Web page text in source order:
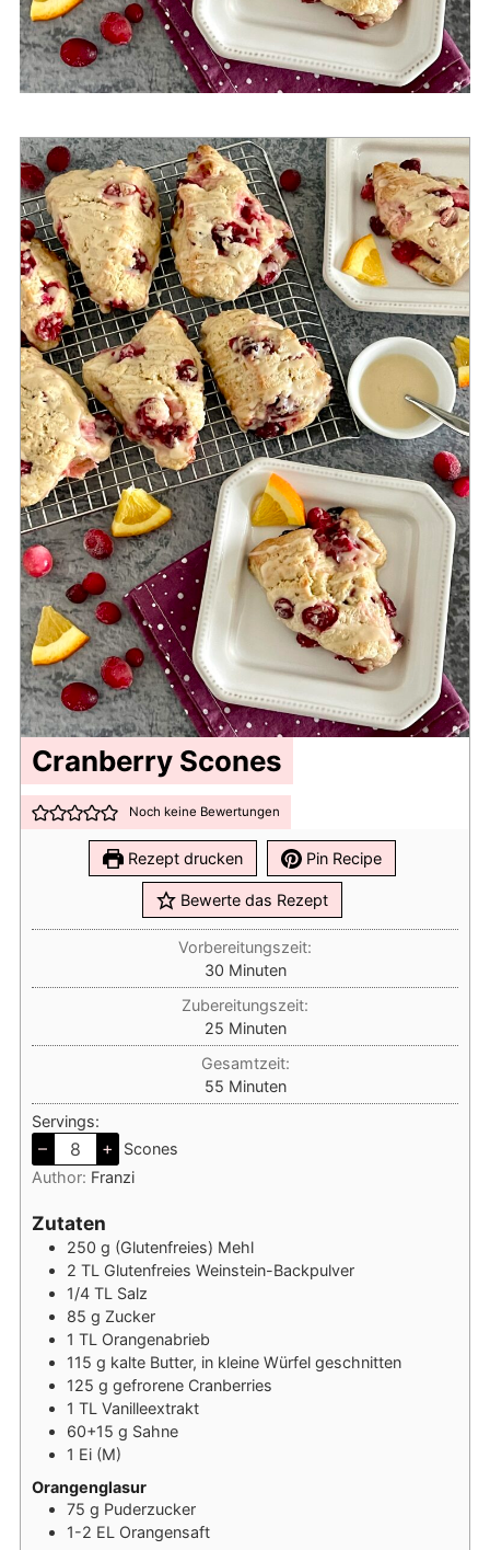
Cranberry Scones
Noch keine Bewertungen
Rezept drucken Pin Recipe
Bewerte das Rezept
Vorbereitungszeit:
30Minuten
Minuten
Zubereitungszeit:
25Minuten
Minuten
Gesamtzeit:
55Minuten
Minuten
Servings:
– +
Scones
Author: Franzi
Zutaten
250 g (Glutenfreies) Mehl
2 TL Glutenfreies Weinstein-Backpulver
1/4 TL Salz
85 g Zucker
1 TL Orangenabrieb
115 g kalte Butter, in kleine Würfel geschnitten
125 g gefrorene Cranberries
1 TL Vanilleextrakt
60+15 g Sahne
1 Ei (M)
Orangenglasur
75 g Puderzucker
1-2 EL Orangensaft